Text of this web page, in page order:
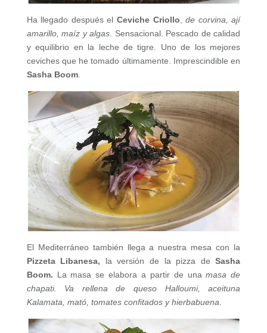
Ha llegado después el Ceviche Criollo,de corvina, ají
amarillo, maíz y algas. Sensacional. Pescado de calidad
y equilibrio en la leche de tigre. Uno de los mejores
ceviches que he tomado últimamente. Imprescindible en
Sasha Boom.
El Mediterráneo también llega a nuestra mesa con la
Pizzeta Libanesa, la versión de la pizza deSasha
Boom. La masa se elabora a partir de unamasa de
chapati. Va rellena de queso Halloumi, aceituna
Kalamata, mató, tomates confitados y hierbabuena